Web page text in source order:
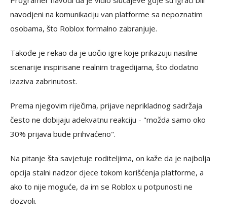
navodjeni na komunikaciju van platforme sa nepoznatim
osobama, što Roblox formalno zabranjuje.
Takođe je rekao da je uočio igre koje prikazuju nasilne
scenarije inspirisane realnim tragedijama, što dodatno
izaziva zabrinutost.
Prema njegovim riječima, prijave neprikladnog sadržaja
često ne dobijaju adekvatnu reakciju - "možda samo oko
30% prijava bude prihvaćeno".
Na pitanje šta savjetuje roditeljima, on kaže da je najbolja
opcija stalni nadzor djece tokom korišćenja platforme, a
ako to nije moguće, da im se Roblox u potpunosti ne
dozvoli.